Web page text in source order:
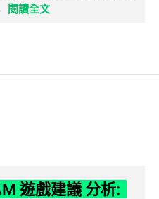
閱讀全文
遊戲建議 分析: